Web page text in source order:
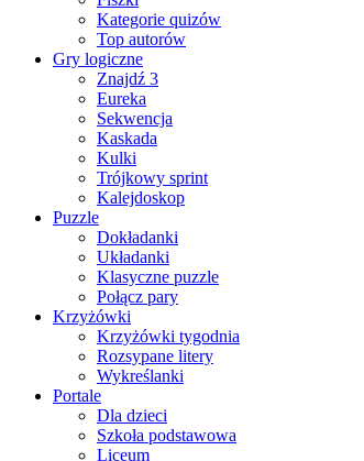
Kategorie quizów
Top autorów
Gry logiczne
Znajdź 3
Eureka
Sekwencja
Kaskada
Kulki
Trójkowy sprint
Kalejdoskop
Puzzle
Dokładanki
Układanki
Klasyczne puzzle
Połącz pary
Krzyżówki
Krzyżówki tygodnia
Rozsypane litery
Wykreślanki
Portale
Dla dzieci
Szkoła podstawowa
Liceum